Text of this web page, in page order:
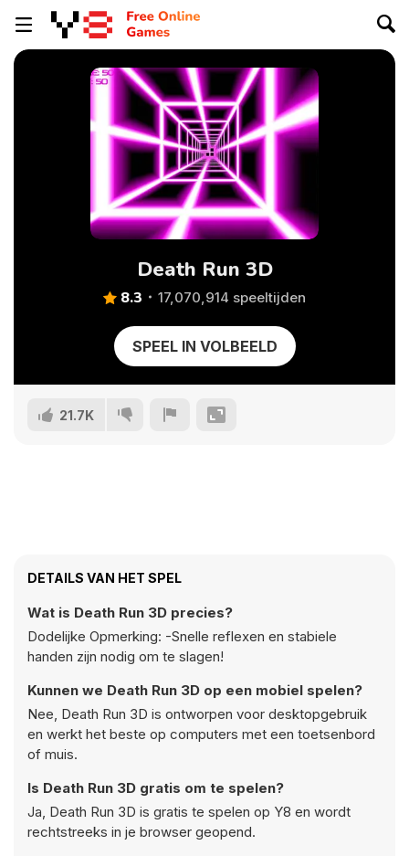
Death Run 3D
8.3 17,070,914 speeltijden
SPEEL IN VOLBEELD
21.7K
DETAILS VAN HET SPEL
Wat is Death Run 3D precies?
Dodelijke Opmerking: -Snelle reflexen en stabiele
handen zijn nodig om te slagen!
Kunnen we Death Run 3D op een mobiel spelen?
Nee, Death Run 3D is ontworpen voor desktopgebruik
en werkt het beste op computers met een toetsenbord
of muis.
Is Death Run 3D gratis om te spelen?
Ja, Death Run 3D is gratis te spelen op Y8 en wordt
rechtstreeks in je browser geopend.